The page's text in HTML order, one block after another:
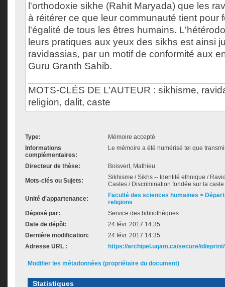
l'orthodoxie sikhe (Rahit Maryada) que les
à réitérer ce que leur communauté tient pour
l'égalité de tous les êtres humains.
leurs pratiques aux yeux des sikhs est ainsi
ravidassias, par un motif de conformité aux
Guru Granth Sahib.
MOTS-CLÉS DE L’AUTEUR : sikhisme,
religion, dalit, caste
Type:
Mémoire accepté
Informations
complémentaires:
Le mémoire a été numérisé tel que
Directeur de thèse: Boisvert, Mathieu
Mots-clés ou Sujets:
Sikhisme / Sikhs -- Identité ethnique /
Castes / Discrimination fondée sur la
Unité d'appartenance:
Faculté des sciences humaines >
religions
Déposé par:
Service des bibliothèques
Date de dépôt:
24 févr. 2017 14:35
Dernière modification:
24 févr. 2017 14:35
Adresse URL :
https://archipel.uqam.ca/secure/id/
Modifier les métadonnées (propriétaire du document)
Statistiques